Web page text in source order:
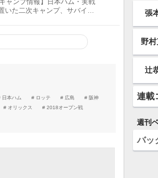
いた二次キャンプ、サバイバ
日本ハム ロッテ 広島
阪神
オリックス
2018オープン戦
張
野
辻
連載
週刊
バッ